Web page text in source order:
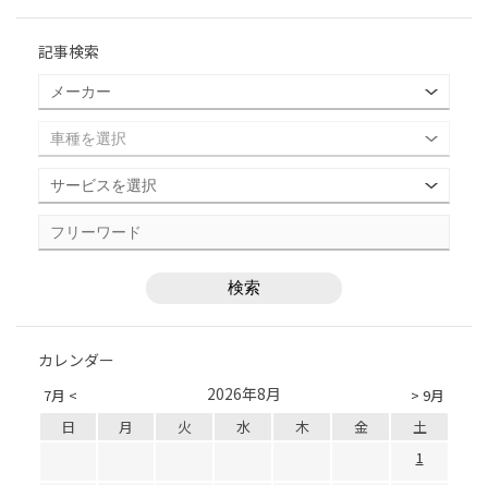
記事検索
カレンダー
7月 < > 9月
2026年8月
日 月 火 水 木 金
土
1